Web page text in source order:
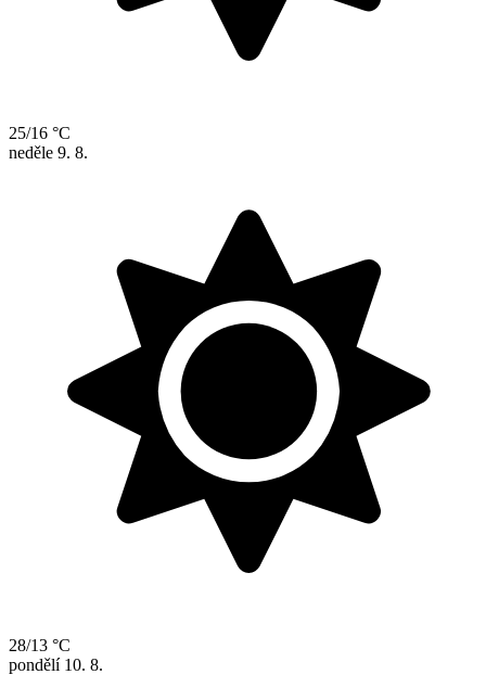
25/16 °C
neděle 9. 8.
28/13 °C
pondělí 10. 8.